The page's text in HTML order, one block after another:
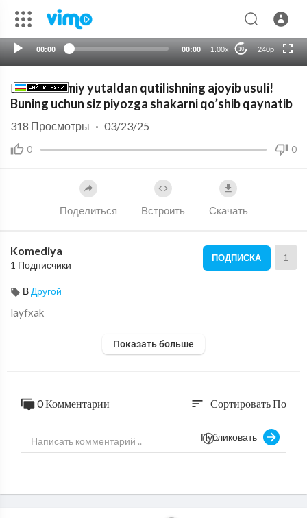
00:00 00:00 1.00x 10 240p
HD
😮‍💨 Mavsumiy yutaldan qutilishning ajoyib usuli!
Buning uchun siz piyozga shakarni qo’shib qaynatib
0 0
318 Просмотры · 03/23/25
Поделиться Встроить Скачать
Komediya
1 Подписчики
ПОДПИСКА 1
В Другой
layfxak
Показать больше
0 Комментарии sort Сортировать По
Публиковать